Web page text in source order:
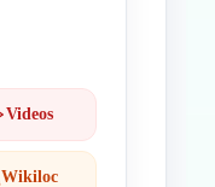
Videos
Wikiloc